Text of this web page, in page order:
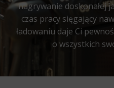
nagrywanie doskonałej
czas pracy sięgający
ładowaniu daje Ci
o wszystkich